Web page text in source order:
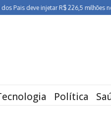
deve injetar R$ 226,5 milhões no
Política